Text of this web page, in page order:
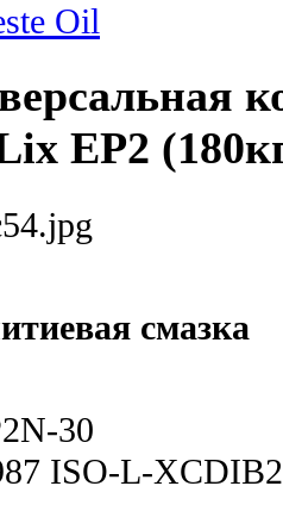
Oil
EP2
смазка
30
ISO-L-XCDIB2